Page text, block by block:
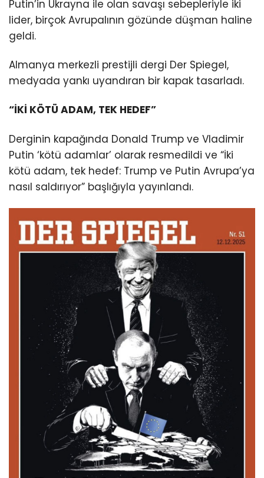
Putin’in Ukrayna ile olan savaşı sebepleriyle iki
lider, birçok Avrupalının gözünde düşman haline
geldi.
Almanya merkezli prestijli dergi Der Spiegel,
medyada yankı uyandıran bir kapak tasarladı.
“İKİ KÖTÜ ADAM, TEK HEDEF”
Derginin kapağında Donald Trump ve Vladimir
Putin ‘kötü adamlar’ olarak resmedildi ve “İki
kötü adam, tek hedef: Trump ve Putin Avrupa’ya
nasıl saldırıyor” başlığıyla yayınlandı.